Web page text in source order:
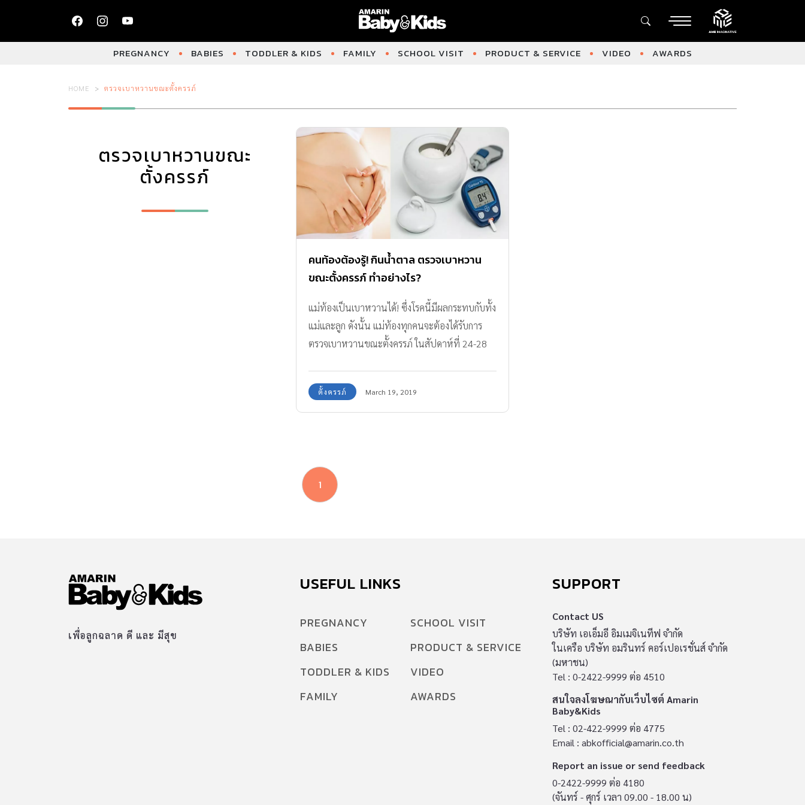
PREGNANCY BABIES TODDLER & KIDS FAMILY SCHOOL VISIT PRODUCT & SERVICE VIDEO AWARDS
HOME ตรวจเบาหวานขณะตั้งครรภ์
ตรวจเบาหวานขณะ
ตั้งครรภ์
คนท้องต้องรู้! กินน้ำตาล ตรวจเบาหวาน
ขณะตั้งครรภ์ ทำอย่างไร?
แม่ท้องเป็นเบาหวานได้! ซึ่งโรคนี้มีผลกระทบกับทั้ง
แม่และลูก ดังนั้น แม่ท้องทุกคนจะต้องได้รับการ
ตรวจเบาหวานขณะตั้งครรภ์ ในสัปดาห์ที่ 24-28
ตั้งครรภ์ March 19, 2019
1
เพื่อลูกฉลาด ดี และ มีสุข
USEFUL LINKS
PREGNANCY
BABIES
TODDLER & KIDS
FAMILY
SCHOOL VISIT
PRODUCT & SERVICE
VIDEO
AWARDS
SUPPORT
Contact US
บริษัท เอเอ็มอี อิมเมจิเนทีฟ จำกัด
ในเครือ บริษัท อมรินทร์ คอร์เปอเรชั่นส์ จำกัด
(มหาชน)
Tel : 0-2422-9999 ต่อ 4510
สนใจลงโฆษณากับเว็บไซต์ Amarin
Baby&Kids
Tel : 02-422-9999 ต่อ 4775
Email : abkofficial@amarin.co.th
Report an issue or send feedback
0-2422-9999 ต่อ 4180
(จันทร์ - ศุกร์ เวลา 09.00 - 18.00 น)